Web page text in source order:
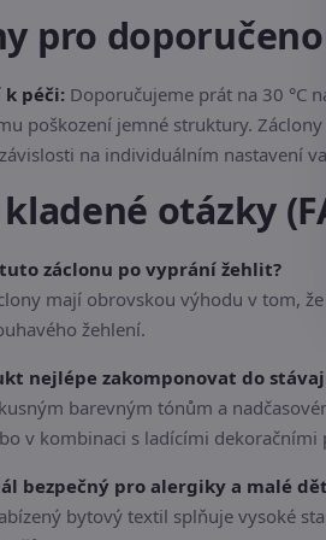
pro
k péči: Doporučujeme prát na 30 °C
poškození jemné struktury.
na individuálním nastavení
otázky
záclonu po vyprání žehlit?
mají obrovskou výhodu v tom,
žehlení.
nejlépe zakomponovat do
barevným tónům a
v kombinaci s ladícími dekoračními
bezpečný pro alergiky a malé
bytový textil splňuje vysoké